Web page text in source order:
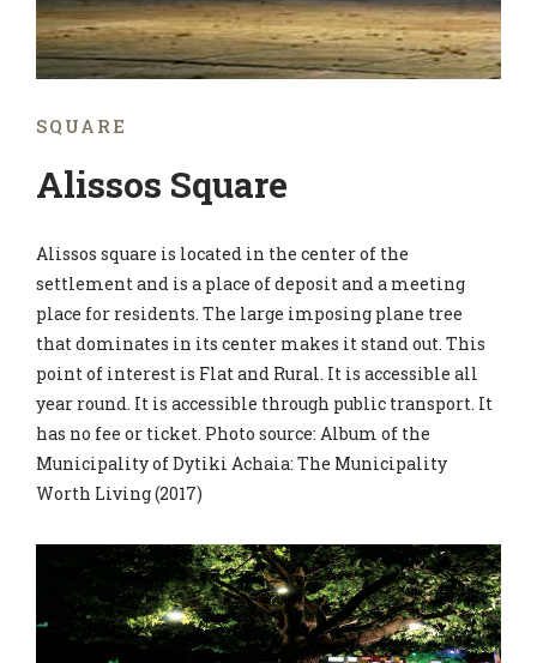
SQUARE
Alissos Square
Alissos square is located in the center of the
settlement and is a place of deposit and a meeting
place for residents. The large imposing plane tree
that dominates in its center makes it stand out. This
point of interest is Flat and Rural. It is accessible all
year round. It is accessible through public transport. It
has no fee or ticket. Photo source: Album of the
Municipality of Dytiki Achaia: The Municipality
Worth Living (2017)